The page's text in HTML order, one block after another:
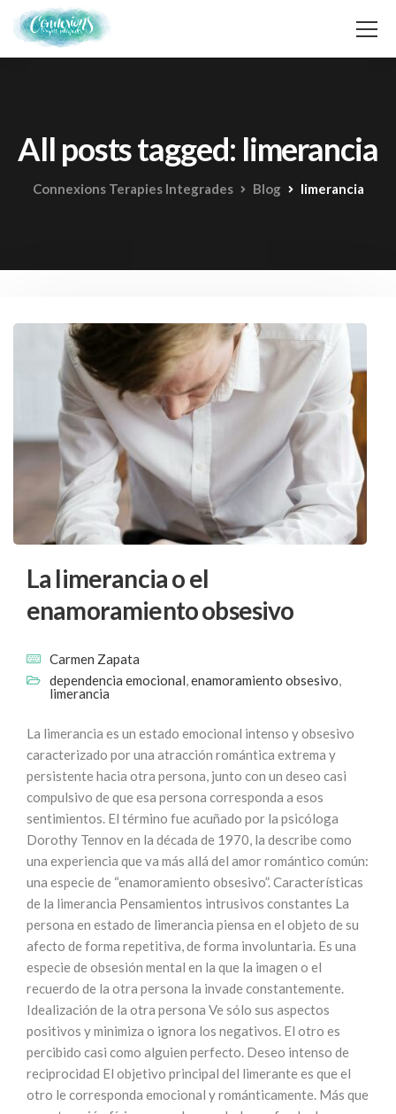
All posts tagged: limerancia
Connexions Terapies Integrades Blog limerancia
La limerancia o el
enamoramiento obsesivo
Carmen Zapata
dependencia emocional,enamoramiento obsesivo,
limerancia
La limerancia es un estado emocional intenso y obsesivo
caracterizado por una atracción romántica extrema y
persistente hacia otra persona, junto con un deseo casi
compulsivo de que esa persona corresponda a esos
sentimientos. El término fue acuñado por la psicóloga
Dorothy Tennov en la década de 1970, la describe como
una experiencia que va más allá del amor romántico común:
una especie de “enamoramiento obsesivo”. Características
de la limerancia Pensamientos intrusivos constantes La
persona en estado de limerancia piensa en el objeto de su
afecto de forma repetitiva, de forma involuntaria. Es una
especie de obsesión mental en la que la imagen o el
recuerdo de la otra persona la invade constantemente.
Idealización de la otra persona Ve sólo sus aspectos
positivos y minimiza o ignora los negativos. El otro es
percibido casi como alguien perfecto. Deseo intenso de
reciprocidad El objetivo principal del limerante es que el
otro le corresponda emocional y románticamente. Más que